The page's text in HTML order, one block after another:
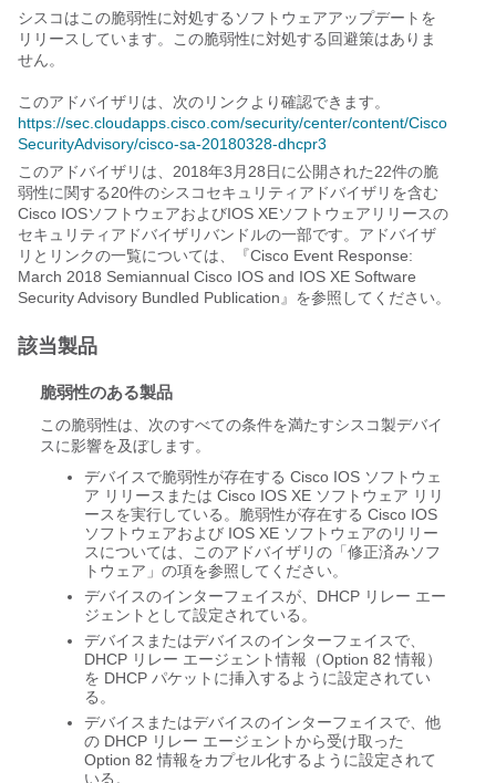
シスコはこの脆弱性に対処するソフトウェアアップデートを
リリースしています。この脆弱性に対処する回避策はありま
せん。
このアドバイザリは、次のリンクより確認できます。
https://sec.cloudapps.cisco.com/security/center/content/Cisco
SecurityAdvisory/cisco-sa-20180328-dhcpr3
このアドバイザリは、2018年3月28日に公開された22件の脆
弱性に関する20件のシスコセキュリティアドバイザリを含む
Cisco IOSソフトウェアおよびIOS XEソフトウェアリリースの
セキュリティアドバイザリバンドルの一部です。アドバイザ
リとリンクの一覧については、『Cisco Event Response:
March 2018 Semiannual Cisco IOS and IOS XE Software
Security Advisory Bundled Publication』を参照してください。
該当製品
脆弱性のある製品
この脆弱性は、次のすべての条件を満たすシスコ製デバイ
スに影響を及ぼします。
デバイスで脆弱性が存在する Cisco IOS ソフトウェ
ア リリースまたは Cisco IOS XE ソフトウェア リリ
ースを実行している。脆弱性が存在する Cisco IOS
ソフトウェアおよび IOS XE ソフトウェアのリリー
スについては、このアドバイザリの「修正済みソフ
トウェア」の項を参照してください。
デバイスのインターフェイスが、DHCP リレー エー
ジェントとして設定されている。
デバイスまたはデバイスのインターフェイスで、
DHCP リレー エージェント情報（Option 82 情報）
を DHCP パケットに挿入するように設定されてい
る。
デバイスまたはデバイスのインターフェイスで、他
の DHCP リレー エージェントから受け取った
Option 82 情報をカプセル化するように設定されて
いる。